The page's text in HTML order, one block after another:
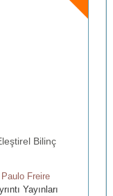
Bilinç
Paulo Freire
Yayınları